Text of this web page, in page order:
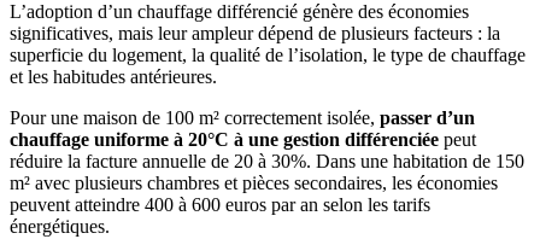
L’adoption d’un chauffage différencié génère des économies
significatives, mais leur ampleur dépend de plusieurs facteurs : la
superficie du logement, la qualité de l’isolation, le type de chauffage
et les habitudes antérieures.
Pour une maison de 100 m² correctement isolée, passer d’un
chauffage uniforme à 20°C à une gestion différenciée peut
réduire la facture annuelle de 20 à 30%. Dans une habitation de 150
m² avec plusieurs chambres et pièces secondaires, les économies
peuvent atteindre 400 à 600 euros par an selon les tarifs
énergétiques.